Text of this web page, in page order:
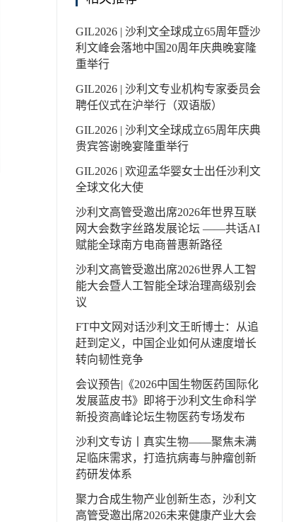
GIL2026 | 沙利文全球成立65周年暨沙
利文峰会落地中国20周年庆典晚宴隆
重举行
GIL2026 | 沙利文专业机构专家委员会
聘任仪式在沪举行（双语版）
GIL2026 | 沙利文全球成立65周年庆典
贵宾答谢晚宴隆重举行
GIL2026 | 欢迎孟华婴女士出任沙利文
全球文化大使
沙利文高管受邀出席2026年世界互联
网大会数字丝路发展论坛 ——共话AI
赋能全球南方电商普惠新路径
沙利文高管受邀出席2026世界人工智
能大会暨人工智能全球治理高级别会
议
FT中文网对话沙利文王昕博士：从追
赶到定义，中国企业如何从速度增长
转向韧性竞争
会议预告|《2026中国生物医药国际化
发展蓝皮书》即将于沙利文生命科学
新投资高峰论坛生物医药专场发布
沙利文专访丨真实生物——聚焦未满
足临床需求，打造抗病毒与肿瘤创新
药研发体系
聚力合成生物产业创新生态，沙利文
高管受邀出席2026未来健康产业大会